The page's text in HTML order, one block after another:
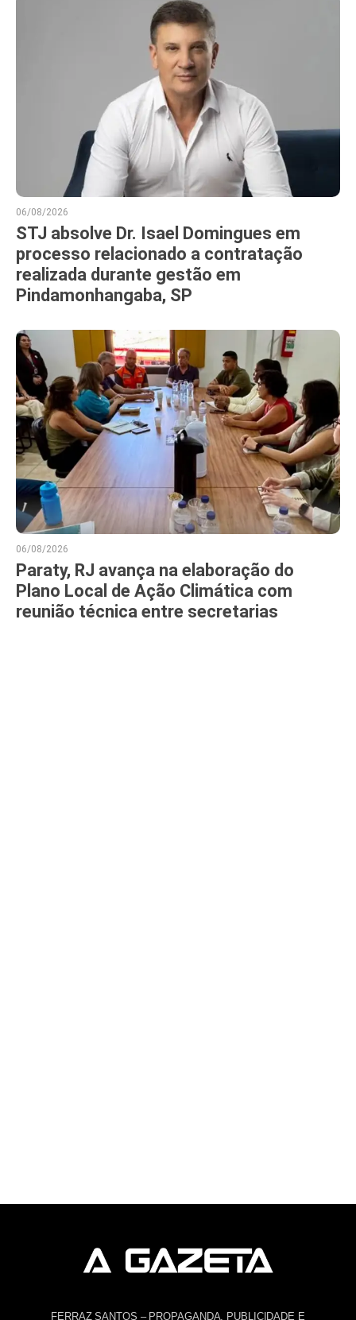
06/08/2026
STJ absolve Dr. Isael Domingues em
processo relacionado a contratação
realizada durante gestão em
Pindamonhangaba, SP
06/08/2026
Paraty, RJ avança na elaboração do
Plano Local de Ação Climática com
reunião técnica entre secretarias
FERRAZ SANTOS – PROPAGANDA, PUBLICIDADE E